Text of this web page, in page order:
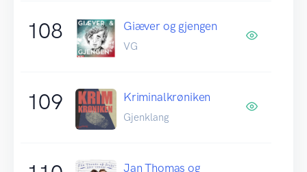
108 Giæver og gjengen
VG
109 Kriminalkrøniken
Gjenklang
Jan Thomas og